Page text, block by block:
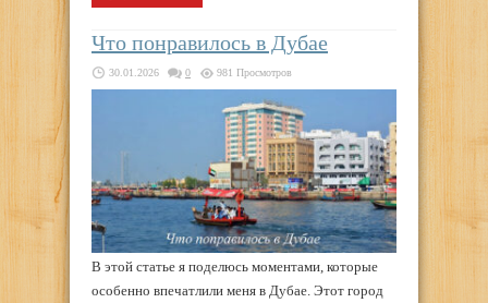
Что понравилось в Дубае
30.01.2026 0 981 Просмотров
В этой статье я поделюсь моментами, которые
особенно впечатлили меня в Дубае. Этот город